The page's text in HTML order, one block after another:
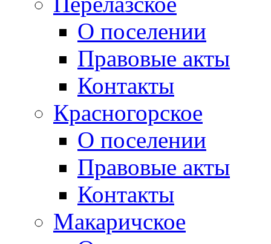
О поселении
Правовые акты
Контакты
Красногорское
О поселении
Правовые акты
Контакты
Макаричское